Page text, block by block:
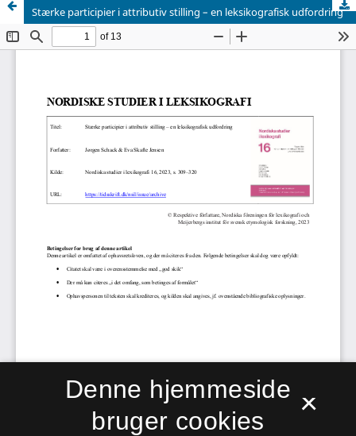
Stærke participier i attributiv stilling – en leksikografisk udfordring
×
Denne hjemmeside
bruger cookies